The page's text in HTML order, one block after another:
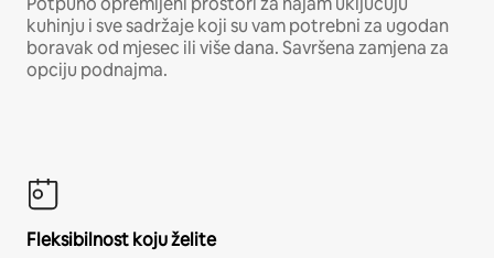
kuhinju i sve sadržaje koji su vam potrebni za ugodan
boravak od mjesec ili više dana. Savršena zamjena za
opciju podnajma.
Fleksibilnost koju želite